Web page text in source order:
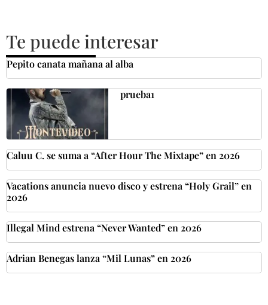
Te puede interesar
Pepito canata mañana al alba
prueba1
Caluu C. se suma a “After Hour The Mixtape” en 2026
Vacations anuncia nuevo disco y estrena “Holy Grail” en
2026
Illegal Mind estrena “Never Wanted” en 2026
Adrian Benegas lanza “Mil Lunas” en 2026